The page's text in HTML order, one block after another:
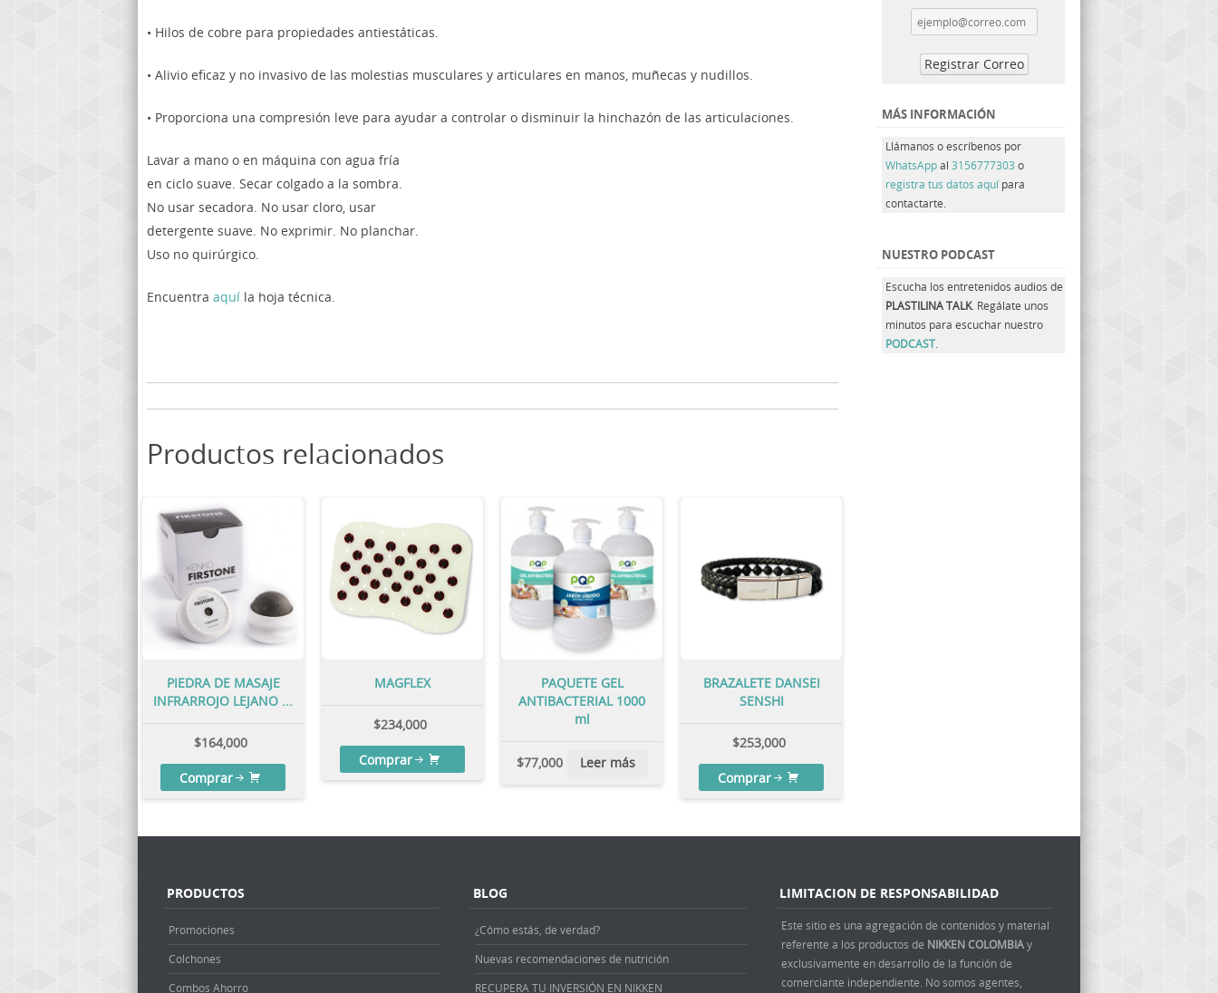
• Hilos de cobre para propiedades antiestáticas.
• Alivio eficaz y no invasivo de las molestias musculares y articulares en manos, muñecas y nudillos.
• Proporciona una compresión leve para ayudar a controlar o disminuir la hinchazón de las articulaciones.
Lavar a mano o en máquina con agua fría
en ciclo suave. Secar colgado a la sombra.
No usar secadora. No usar cloro, usar
detergente suave. No exprimir. No planchar.
Uso no quirúrgico.
Encuentra aquí la hoja técnica.
Productos relacionados
PIEDRA DE MASAJE
INFRARROJO LEJANO ...
$164,000
Comprar
MAGFLEX
$234,000
Comprar
PAQUETE GEL
ANTIBACTERIAL 1000
ml
$77,000 Leer más
BRAZALETE DANSEI
SENSHI
$253,000
Comprar
MÁS INFORMACIÓN
Llámanos o escríbenos por
WhatsAppal3156777303o
registra tus datos aquí para
contactarte.
NUESTRO PODCAST
Escucha los entretenidos audios de
PLASTILINA TALK. Regálate unos
minutos para escuchar nuestro
PODCAST
PRODUCTOS
Promociones
Colchones
Combos Ahorro
BLOG
¿Cómo estás, de verdad?
Nuevas recomendaciones de nutrición
RECUPERA TU INVERSIÓN EN NIKKEN
LIMITACION DE RESPONSABILIDAD
Este sitio es una agregación de contenidos y material
referente a los productos de NIKKEN COLOMBIAy
exclusivamente en desarrollo de la función de
comerciante independiente. No somos agentes,